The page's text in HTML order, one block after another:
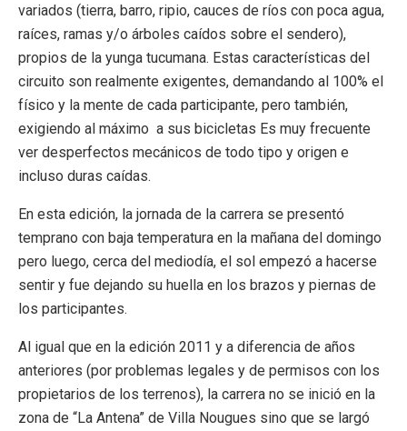
variados (tierra, barro, ripio, cauces de ríos con poca agua,
raíces, ramas y/o árboles caídos sobre el sendero),
propios de la yunga tucumana. Estas características del
circuito son realmente exigentes, demandando al 100% el
físico y la mente de cada participante, pero también,
exigiendo al máximo a sus bicicletas Es muy frecuente
ver desperfectos mecánicos de todo tipo y origen e
incluso duras caídas.
En esta edición, la jornada de la carrera se presentó
temprano con baja temperatura en la mañana del domingo
pero luego, cerca del mediodía, el sol empezó a hacerse
sentir y fue dejando su huella en los brazos y piernas de
los participantes.
Al igual que en la edición 2011 y a diferencia de años
anteriores (por problemas legales y de permisos con los
propietarios de los terrenos), la carrera no se inició en la
zona de “La Antena” de Villa Nougues sino que se largó